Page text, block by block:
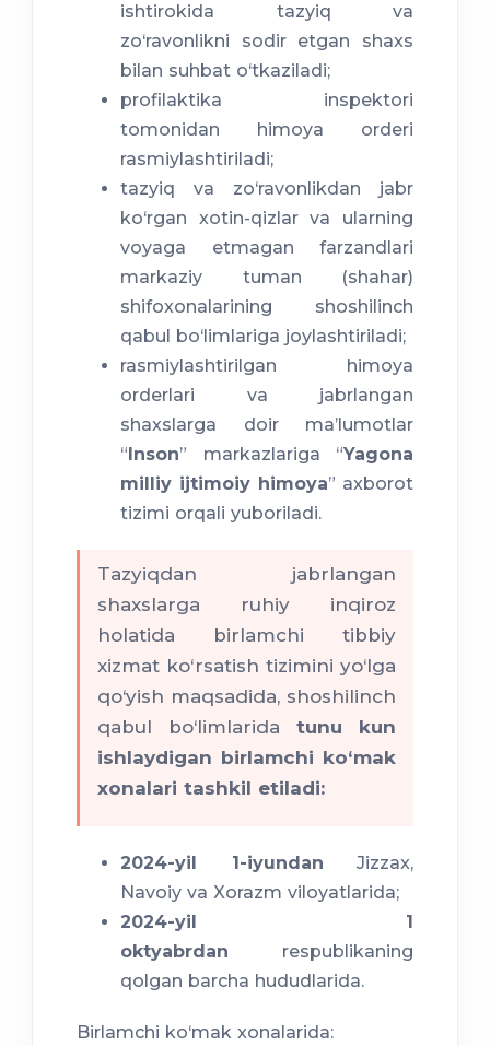
ishtirokida tazyiq va
zo‘ravonlikni sodir etgan shaxs
bilan suhbat o‘tkaziladi;
profilaktika inspektori
tomonidan himoya orderi
rasmiylashtiriladi;
tazyiq va zo‘ravonlikdan jabr
ko‘rgan xotin-qizlar va ularning
voyaga etmagan farzandlari
markaziy tuman (shahar)
shifoxonalarining shoshilinch
qabul bo‘limlariga joylashtiriladi;
rasmiylashtirilgan himoya
orderlari va jabrlangan
shaxslarga doir ma’lumotlar
“ Inson” markazlariga “Yagona
milliy ijtimoiy himoya” axborot
tizimi orqali yuboriladi.
Tazyiqdan jabrlangan
shaxslarga ruhiy inqiroz
holatida birlamchi tibbiy
xizmat ko‘rsatish tizimini yo‘lga
qo‘yish maqsadida, shoshilinch
qabul bo‘limlarida tunu kun
ishlaydigan birlamchi ko‘mak
xonalari tashkil etiladi:
2024-yil 1-iyundan Jizzax,
Navoiy va Xorazm viloyatlarida;
2024-yil 1
oktyabrdan respublikaning
qolgan barcha hududlarida.
Birlamchi ko‘mak xonalarida: